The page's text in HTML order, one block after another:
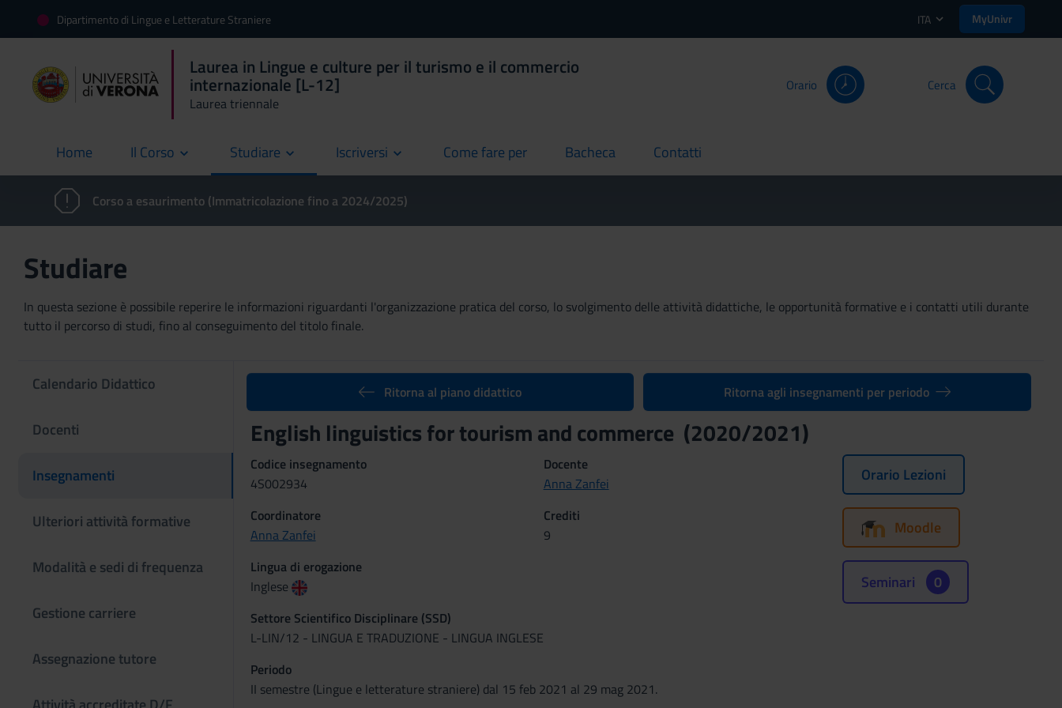
Dipartimento di Lingue e Letterature Straniere ITA MyUnivr
Laurea in Lingue e culture per il turismo e il commercio
internazionale [L-12]
Laurea triennale
Orario Cerca
Home
current Il Corso Studiare Iscriversi Come fare per
current Bacheca
current Contatti
current
Corso a esaurimento (Immatricolazione fino a 2024/2025)
Studiare
In questa sezione è possibile reperire le informazioni riguardanti l'organizzazione pratica del corso, lo svolgimento delle attività didattiche, le opportunità formative e i contatti utili durante
tutto il percorso di studi, fino al conseguimento del titolo finale.
Calendario Didattico
Docenti
Insegnamenti
Ulteriori attività formative
Modalità e sedi di frequenza
Gestione carriere
Assegnazione tutore
Ritorna al piano didattico Ritorna agli insegnamenti per periodo
English linguistics for tourism and commerce (2020/2021)
Codice insegnamento
4S002934
Docente
Anna Zanfei
Coordinatore
Anna Zanfei
Crediti
9
Lingua di erogazione
Inglese
Settore Scientifico Disciplinare (SSD)
L-LIN/12 - LINGUA E TRADUZIONE - LINGUA INGLESE
Periodo
II semestre (Lingue e letterature straniere) dal 15 feb 2021 al 29 mag 2021.
Orario Lezioni
Moodle
Seminari 0